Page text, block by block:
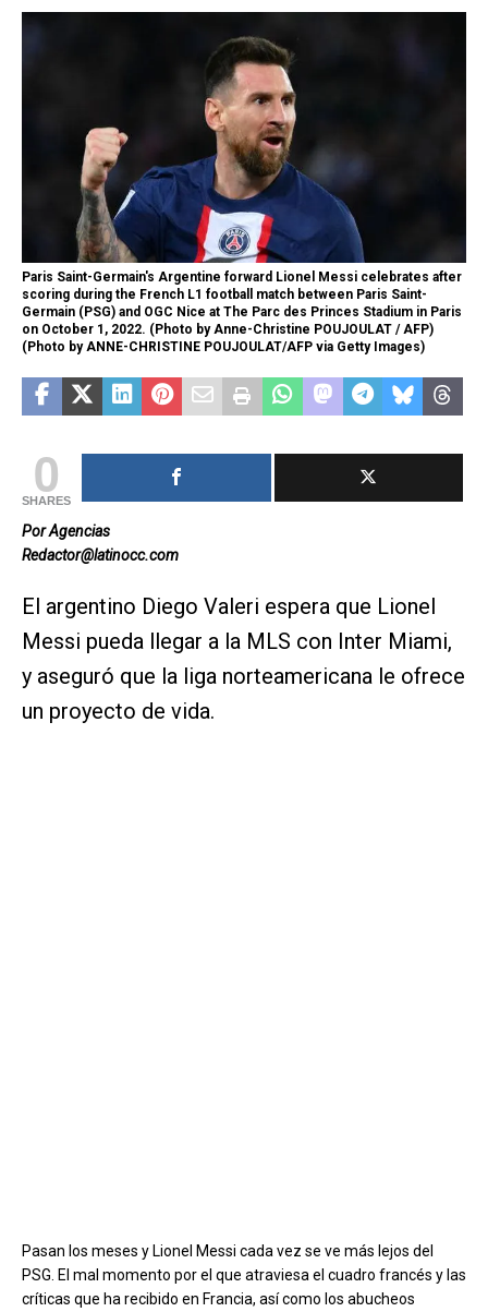
Paris Saint-Germain's Argentine forward Lionel Messi celebrates after
scoring during the French L1 football match between Paris Saint-
Germain (PSG) and OGC Nice at The Parc des Princes Stadium in Paris
on October 1, 2022. (Photo by Anne-Christine POUJOULAT / AFP)
(Photo by ANNE-CHRISTINE POUJOULAT/AFP via Getty Images)
0
SHARES
Por Agencias
Redactor@latinocc.com
El argentino Diego Valeri espera que Lionel
Messi pueda llegar a la MLS con Inter Miami,
y aseguró que la liga norteamericana le ofrece
un proyecto de vida.
Pasan los meses y Lionel Messi cada vez se ve más lejos del
PSG. El mal momento por el que atraviesa el cuadro francés y las
críticas que ha recibido en Francia, así como los abucheos